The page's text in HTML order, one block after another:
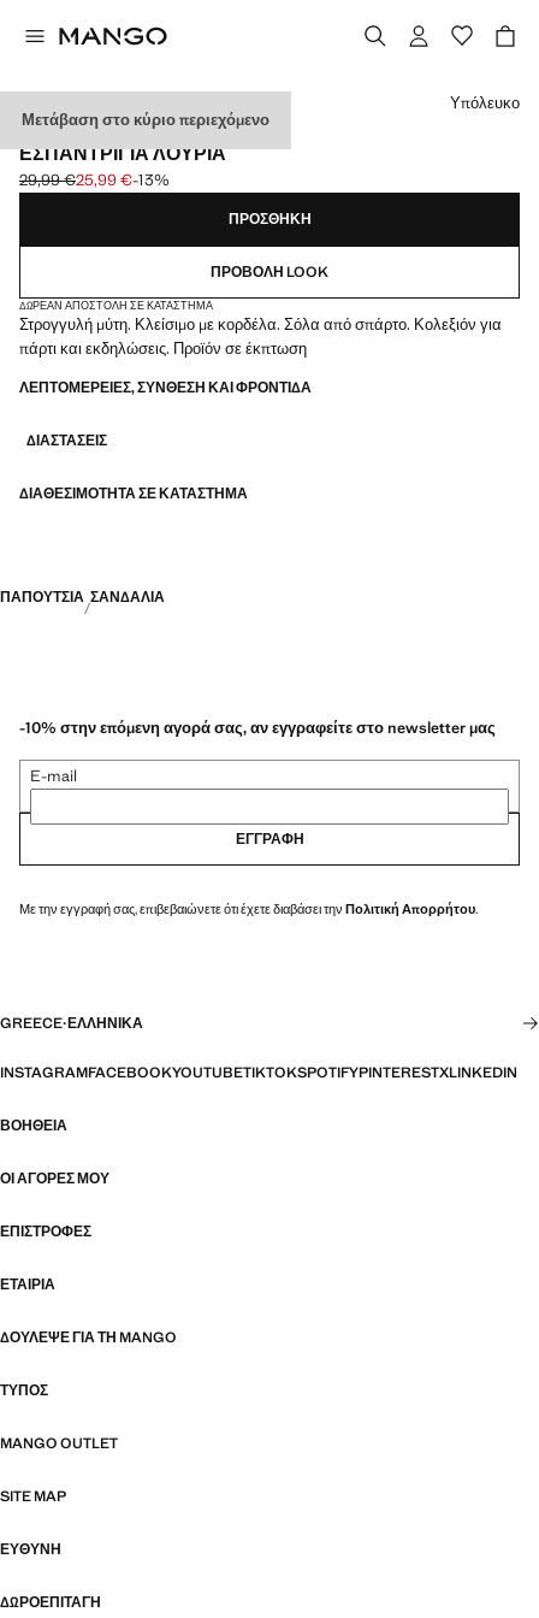
Μετάβαση στο κύριο περιεχόμενο
CELEBRATION
ΕΣΠΑΝΤΡΊΓΙΑ ΛΟΥΡΙΆ
Αρχική τιμή με διαγραφή [29,99 € ]
29,99 €
Ισχύουσα τιμή [25,99 € ]
25,99 €-13%
Διάλεξε χρώμα
Υπόλευκο
ΠΡΟΣΘΉΚΗ
ΠΡΟΒΟΛΉ LOOK
ΔΩΡΕΆΝ ΑΠΟΣΤΟΛΉ ΣΕ ΚΑΤΆΣΤΗΜΑ
Στρογγυλή μύτη. Κλείσιμο με κορδέλα. Σόλα από σπάρτο. Κολεξιόν για
πάρτι και εκδηλώσεις. Προϊόν σε έκπτωση
ΛΕΠΤΟΜΈΡΕΙΕΣ, ΣΎΝΘΕΣΗ ΚΑΙ ΦΡΟΝΤΊΔΑ
ΔΙΑΣΤΆΣΕΙΣ
ΔΙΑΘΕΣΙΜΌΤΗΤΑ ΣΕ ΚΑΤΆΣΤΗΜΑ
ΠΑΠΟΎΤΣΙΑ ΣΑΝΔΆΛΙΑ
-10% στην επόμενη αγορά σας, αν εγγραφείτε στο newsletter μας
E-mail
ΕΓΓΡΑΦΉ
Με την εγγραφή σας, επιβεβαιώνετε ότι έχετε διαβάσει την Πολιτική Απορρήτου.
GREECE·ΕΛΛΗΝΙΚΆ
INSTAGRAMFACEBOOKYOUTUBETIKTOKSPOTIFYPINTERESTXLINKEDIN
ΒΟΉΘΕΙΑ
ΟΙ ΑΓΟΡΈΣ ΜΟΥ
ΕΠΙΣΤΡΟΦΈΣ
ΕΤΑΙΡΊΑ
ΔΟΎΛΕΨΕ ΓΙΑ ΤΗ MANGO
ΤΎΠΟΣ
MANGO OUTLET
SITE MAP
ΕΥΘΥΝΗ
ΔΩΡΟΕΠΙΤΑΓΉ